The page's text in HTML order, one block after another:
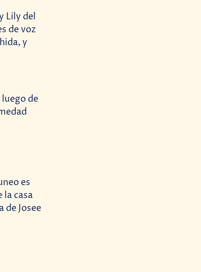
Lily del
de voz
y
luego de
es
la casa
de Josee